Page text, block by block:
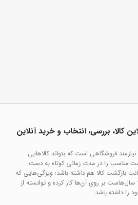
کالا، بررسی، انتخاب و خرید آنلاین
فروشگاهی است که بتواند کالاهایی
مناسب را در مدت زمانی کوتاه به دست
بازگشت کالا هم داشته باشد؛ ویژگی‌هایی که
سال‌هاست بر روی آن‌ها کار کرده و توانسته از
را داشته باشد.